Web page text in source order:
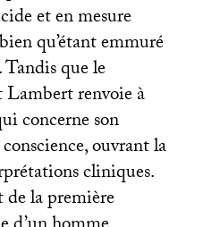
et en mesure
qu’étant emmuré
que le
renvoie à
concerne son
ouvrant la
cliniques.
la première